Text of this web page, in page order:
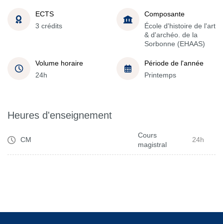
ECTS
3 crédits
Composante
École d'histoire de l'art
& d'archéo. de la
Sorbonne (EHAAS)
Volume horaire
24h
Période de l'année
Printemps
Heures d'enseignement
CM
Cours
magistral
24h